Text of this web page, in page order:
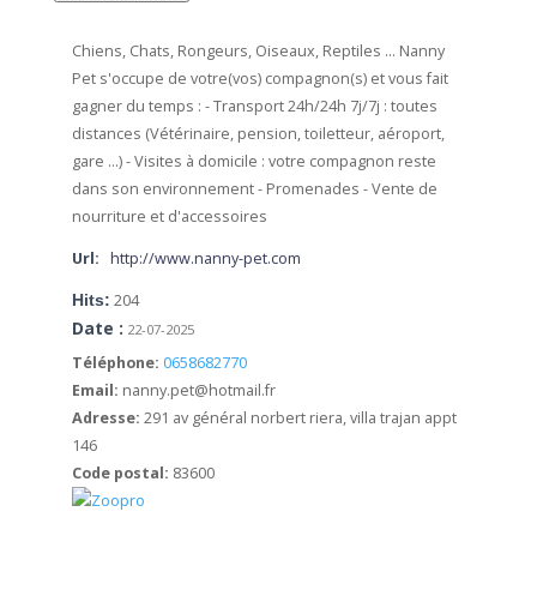
Chiens, Chats, Rongeurs, Oiseaux, Reptiles … Nanny
Pet s'occupe de votre(vos) compagnon(s) et vous fait
gagner du temps : - Transport 24h/24h 7j/7j : toutes
distances (Vétérinaire, pension, toiletteur, aéroport,
gare …)- Visites à domicile : votre compagnon reste
dans son environnement- Promenades - Vente de
nourriture et d'accessoires
Url: http://www.nanny-pet.com
Hits: 204
Date : 22-07-2025
Téléphone: 0658682770
Email: nanny.pet@hotmail.fr
Adresse: 291 av général norbert riera, villa trajan appt
146
Code postal: 83600